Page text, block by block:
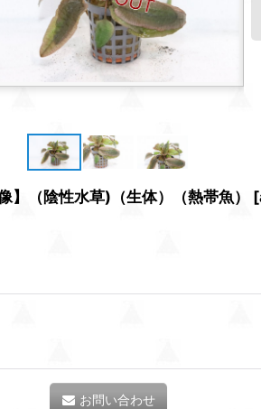
】（陰性水草)（生体）（熱帯魚） [
お問い合わせ